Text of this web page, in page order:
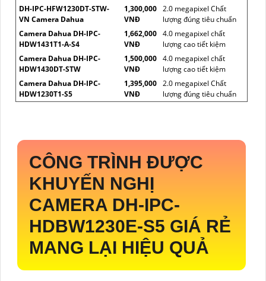
DH-IPC-HFW1230DT-STW-
VN Camera Dahua
1,300,000
VNĐ
2.0 megapixel Chất
lượng đúng tiêu chuẩn
Camera Dahua DH-IPC-
HDW1431T1-A-S4
1,662,000
VNĐ
4.0 megapixel chất
lượng cao tiết kiệm
Camera Dahua DH-IPC-
HDW1430DT-STW
1,500,000
VNĐ
4.0 megapixel chất
lượng cao tiết kiệm
Camera Dahua DH-IPC-
HDW1230T1-S5
1,395,000
VNĐ
2.0 megapixel Chất
lượng đúng tiêu chuẩn
CÔNG TRÌNH ĐƯỢC
KHUYẾN NGHỊ
CAMERA DH-IPC-
HDBW1230E-S5 GIÁ RẺ
MANG LẠI HIỆU QUẢ